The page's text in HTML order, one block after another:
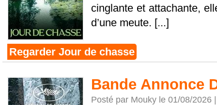
cinglante et attachante,
d’une meute. [...]
Regarder Jour de chasse
Bande Annonce
Posté par Mouky le 01/08/2026